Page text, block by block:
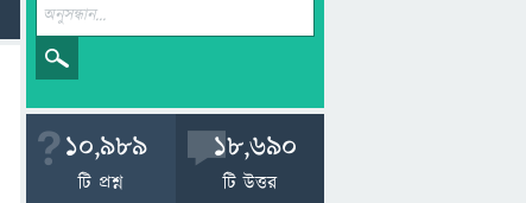
10,989
টি প্রশ্ন
18,690
টি উত্তর